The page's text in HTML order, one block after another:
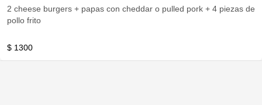
2 cheese burgers + papas con cheddar o pulled pork + 4 piezas de
pollo frito
$ 1300